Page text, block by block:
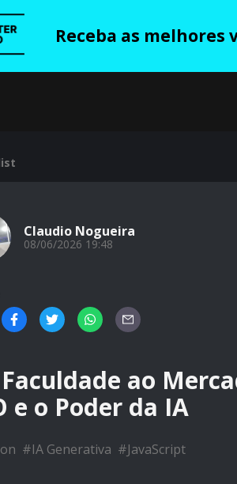
Receba as melhores
Claudio Nogueira
08/06/2026 19:48
ao
e o Poder da IA
#IA Generativa #JavaScript